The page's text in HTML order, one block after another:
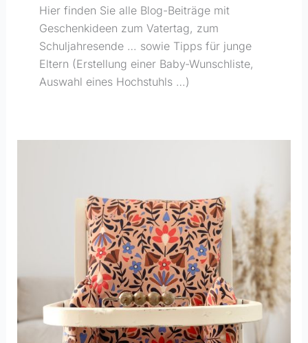
Hier finden Sie alle Blog-Beiträge mit
Geschenkideen zum Vatertag, zum
Schuljahresende … sowie Tipps für junge
Eltern (Erstellung einer Baby-Wunschliste,
Auswahl eines Hochstuhls …)
Kissen
kompatibel